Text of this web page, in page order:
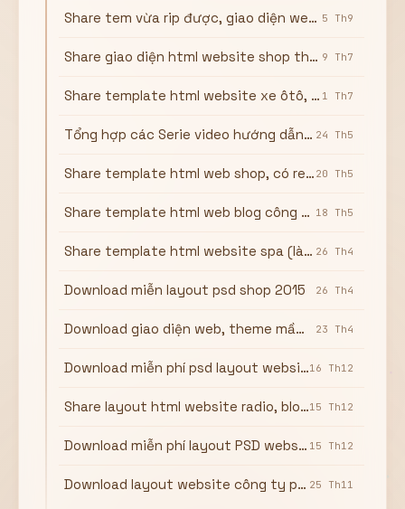
ZALO ADMIN
Mật khẩu
Share tem vừa rip được, giao diện webshop thời trang 5 Th9
Share giao diện html website shop thời trang 9 Th7
Share template html website xe ôtô, có reponsive 1 Th7
Tổng hợp các Serie video hướng dẫn thiết kế web cơ bản và nâng cao 24 Th5
Share template html web shop, có reponsive 20 Th5
Share template html web blog công nghệ, blog cá nhân. 18 Th5
Share template html website spa (làm đẹp) 26 Th4
Download miễn layout psd shop 2015 26 Th4
Download giao diện web, theme mầm non 23 Th4
Download miễn phí psd layout website công ty công nghệ16 Th12
Share layout html website radio, blog radio15 Th12
Download miễn phí layout PSD website blog radio, layout website radio 15 Th12
Download layout website công ty phong cách nhật 25 Th11